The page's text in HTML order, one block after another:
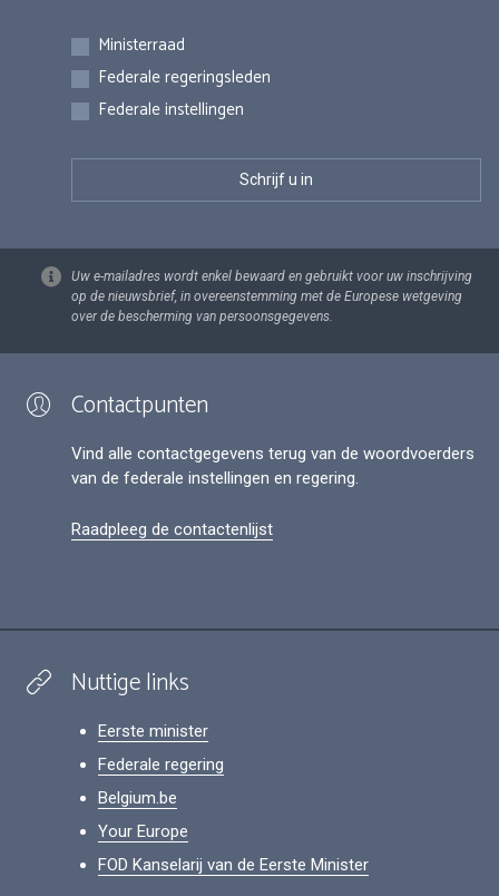
Inschrijvingen
Ministerraad
Federale regeringsleden
Federale instellingen
Uw e-mailadres wordt enkel bewaard en gebruikt voor uw inschrijving
op de nieuwsbrief, in overeenstemming met de Europese wetgeving
over de bescherming van persoonsgegevens.
Contactpunten
Vind alle contactgegevens terug van de woordvoerders
van de federale instellingen en regering.
Raadpleeg de contactenlijst
Nuttige links
Eerste minister
Federale regering
Belgium.be
Your Europe
FOD Kanselarij van de Eerste Minister